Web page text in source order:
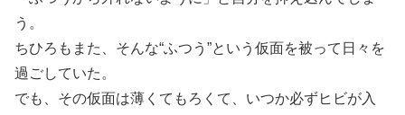
う。
ちひろもまた、そんな“ふつう”という仮面を被って日々を
過ごしていた。
でも、その仮面は薄くてもろくて、いつか必ずヒビが入